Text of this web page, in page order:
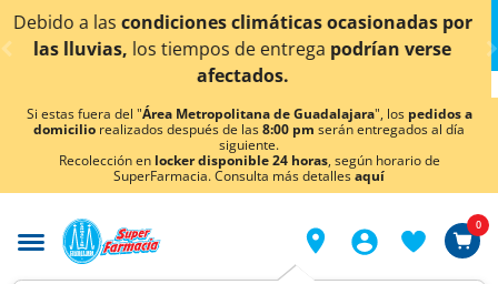
< div class="carousel-inner">
ocasionadas por
podrían verse
¡Ahora también en
conocer
Si estas fuera del "Área Metropolitana de Guadalajara", los pedidos a
domicilio realizados después de las8:00 pm serán entregados al día
siguiente.
Recolección en locker disponible 24 horas, según horario de
SuperFarmacia. Consulta más detallesaquí
0